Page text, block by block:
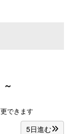
～
できます
5日進む